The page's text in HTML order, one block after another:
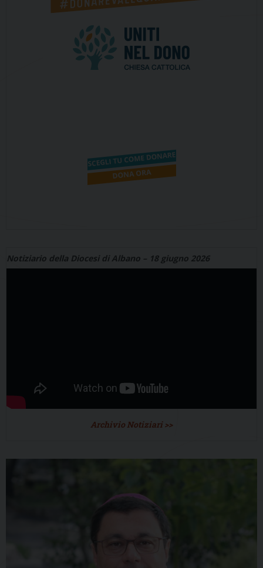
Notiziario della Diocesi di Albano – 18 giugno 2026
Archivio Notiziari >>